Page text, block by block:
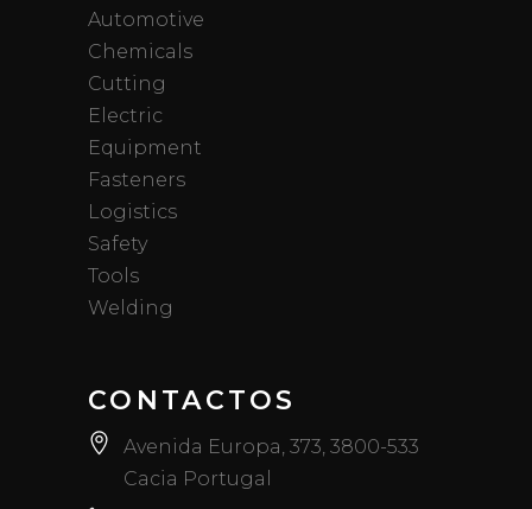
Automotive
Chemicals
Cutting
Electric
Equipment
Fasteners
Logistics
Safety
Tools
Welding
CONTACTOS
Avenida Europa, 373, 3800-533
Cacia Portugal